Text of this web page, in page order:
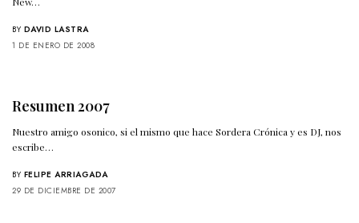
BY DAVID LASTRA
1 DE ENERO DE 2008
Resumen 2007
Nuestro amigo osonico, si el mismo que hace Sordera Crónica y es DJ, nos
escribe…
BY FELIPE ARRIAGADA
29 DE DICIEMBRE DE 2007